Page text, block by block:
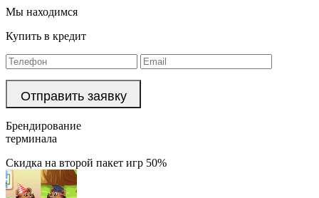
Мы находимся
Купить в кредит
Брендирование
терминала
Скидка на второй пакет игр 50%